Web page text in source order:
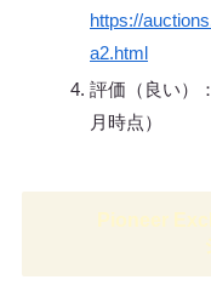
https://
a2.html
評価（良い）
月時点）
Pioneer